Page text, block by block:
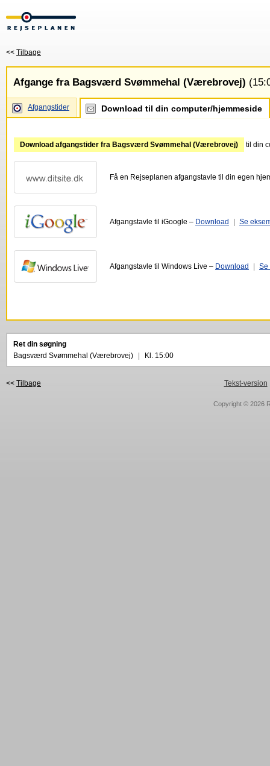
<< Tilbage
Afgange fra Bagsværd Svømmehal (Værebrovej)
Afgangstider Download til din computer/hjemmeside
Download afgangstider fra Bagsværd Svømmehal (Værebrovej) til din
Få en Rejseplanen afgangstavle til din egen
Afgangstavle til iGoogle – Download Se
Afgangstavle til Windows Live – Download Se
Ret din søgning
Bagsværd Svømmehal (Værebrovej)
Kl. 15:00
<< Tilbage Tekst-version
Copyright © 2026